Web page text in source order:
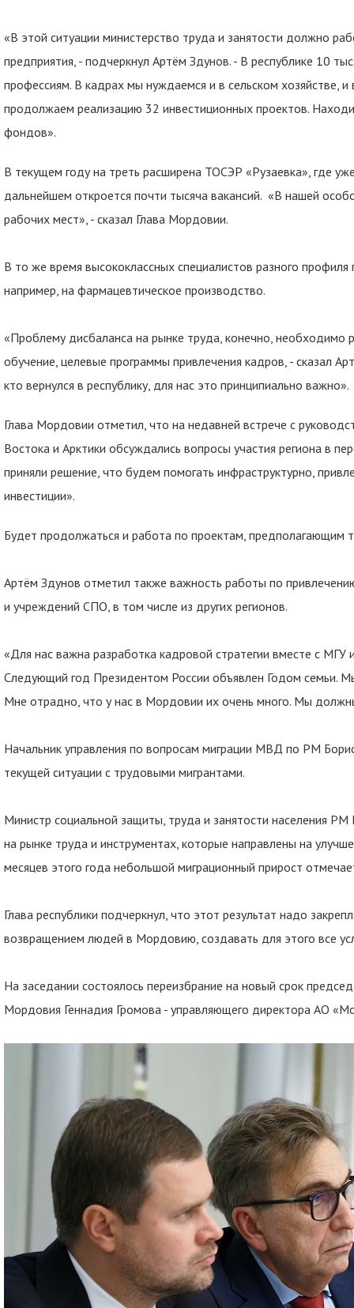
«В этой ситуации министерство труда и занятости должно
предприятия, - подчеркнул Артём Здунов. - В республике 10
профессиям. В кадрах мы нуждаемся и в сельском хозяйстве,
продолжаем реализацию 32 инвестиционных проектов.
фондов».
В текущем году на треть расширена ТОСЭР «Рузаевка», где
дальнейшем откроется почти тысяча вакансий. «В нашей
рабочих мест», - сказал Глава Мордовии.
В то же время высококлассных специалистов разного профиля
например, на фармацевтическое производство.
«Проблему дисбаланса на рынке труда, конечно, необходимо
обучение, целевые программы привлечения кадров, - сказал
кто вернулся в республику, для нас это принципиально важно».
Глава Мордовии отметил, что на недавней встрече с
Востока и Арктики обсуждались вопросы участия региона в
приняли решение, что будем помогать инфраструктурно,
инвестиции».
Будет продолжаться и работа по проектам, предполагающим
Артём Здунов отметил также важность работы по
и учреждений СПО, в том числе из других регионов.
«Для нас важна разработка кадровой стратегии вместе с МГУ
Следующий год Президентом России объявлен Годом семьи.
Мне отрадно, что у нас в Мордовии их очень много. Мы
Начальник управления по вопросам миграции МВД по РМ
текущей ситуации с трудовыми мигрантами.
Министр социальной защиты, труда и занятости населения
на рынке труда и инструментах, которые направлены на
месяцев этого года небольшой миграционный прирост
Глава республики подчеркнул, что этот результат надо
возвращением людей в Мордовию, создавать для этого все
На заседании состоялось переизбрание на новый срок
Мордовия Геннадия Громова - управляющего директора АО